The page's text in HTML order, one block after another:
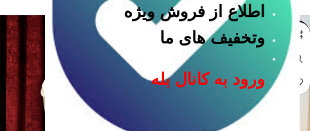
اطلاع از فروش ویژه
وتخفیف های ما
ورود به کانال بله
SALE